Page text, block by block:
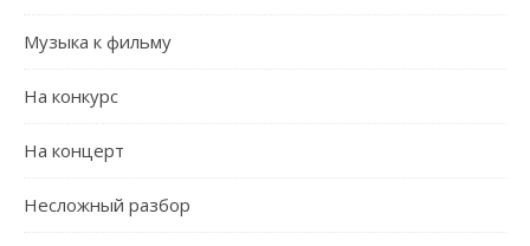
Музыка к фильму
На конкурс
На концерт
Несложный разбор